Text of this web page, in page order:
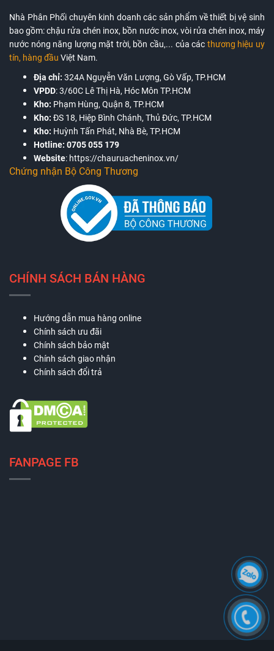
Nhà Phân Phối chuyên kinh doanh các sản phẩm về thiết bị vệ sinh
bao gồm: chậu rửa chén inox, bồn nước inox, vòi rửa chén inox, máy
nước nóng năng lượng mặt trời, bồn cầu,... của các thương hiệu uy
tín, hàng đầu Việt Nam.
Địa chỉ: 324A Nguyễn Văn Lượng, Gò Vấp, TP.HCM
VPDD:3/60C Lê Thị Hà, Hóc Môn TP.HCM
Kho: Phạm Hùng, Quận 8, TP.HCM
Kho: ĐS 18, Hiệp Bình Chánh, Thủ Đức, TP.HCM
Kho: Huỳnh Tấn Phát, Nhà Bè, TP.HCM
Hotline: 0705 055 179
Website: https://chauruacheninox.vn/
Chứng nhận Bộ Công Thương
CHÍNH SÁCH BÁN HÀNG
Hướng dẫn mua hàng online
Chính sách ưu đãi
Chính sách bảo mật
Chính sách giao nhận
Chính sách đổi trả
FANPAGE FB